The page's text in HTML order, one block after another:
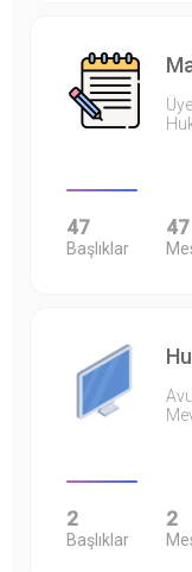
47
Başlıklar
47
2
Başlıklar
2